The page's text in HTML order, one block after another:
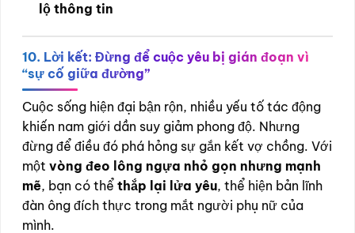
lộ thông tin
10. Lời kết: Đừng để cuộc yêu bị gián đoạn vì
“sự cố giữa đường”
Cuộc sống hiện đại bận rộn, nhiều yếu tố tác động
khiến nam giới dần suy giảm phong độ. Nhưng
đừng để điều đó phá hỏng sự gắn kết vợ chồng. Với
một vòng đeo lông ngựa nhỏ gọn nhưng mạnh
mẽ, bạn có thể thắp lại lửa yêu, thể hiện bản lĩnh
đàn ông đích thực trong mắt người phụ nữ của
mình.